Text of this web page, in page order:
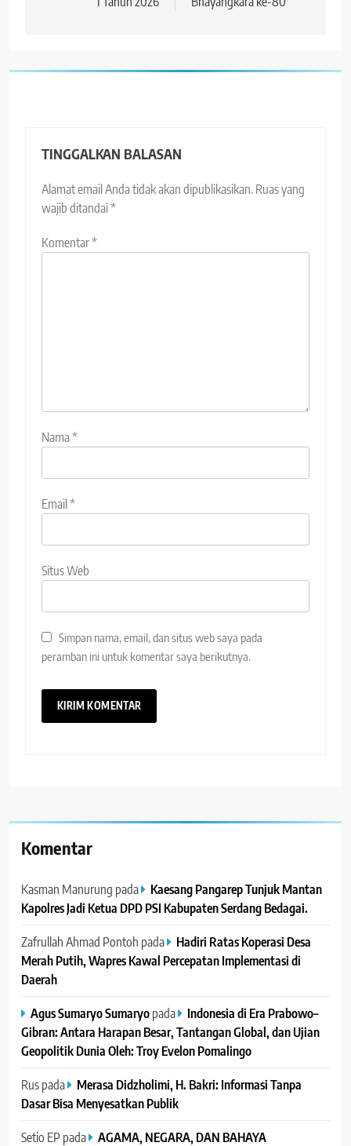
TINGGALKAN BALASAN
Alamat email Anda tidak akan dipublikasikan. Ruas yang
wajib ditandai*
Komentar*
Nama*
Email*
Situs Web
Simpan nama, email, dan situs web saya pada
peramban ini untuk komentar saya berikutnya.
Komentar
Kasman Manurung pada
Kaesang Pangarep Tunjuk Mantan
Kapolres Jadi Ketua DPD PSI Kabupaten Serdang Bedagai. ‎ ‎
Zafrullah Ahmad Pontoh pada
Hadiri Ratas Koperasi Desa
Merah Putih, Wapres Kawal Percepatan Implementasi di
Daerah
Agus Sumaryo Sumaryopada
Indonesia di Era Prabowo–
Gibran: Antara Harapan Besar, Tantangan Global, dan Ujian
Geopolitik Dunia Oleh: Troy Evelon Pomalingo
Ruspada
Merasa Didzholimi, H. Bakri: Informasi Tanpa
Dasar Bisa Menyesatkan Publik
Setio EP pada
AGAMA, NEGARA, DAN BAHAYA